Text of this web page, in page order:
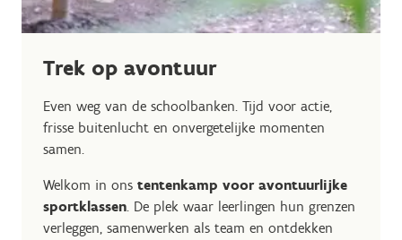
Trek op avontuur
Even weg van de schoolbanken. Tijd voor actie,
frisse buitenlucht en onvergetelijke momenten
samen.
Welkom in ons tentenkamp voor avontuurlijke
sportklassen. De plek waar leerlingen hun grenzen
verleggen, samenwerken als team en ontdekken